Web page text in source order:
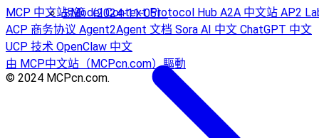
規範（2024-11-05）
MCP 中文站Model Context Protocol Hub A2A 中文站 AP2
ACP 商务协议 Agent2Agent 文档 Sora AI 中文 ChatGPT 中文
UCP 技术 OpenClaw 中文
由 MCP中文站（MCPcn.com）驅動
© 2024 MCPcn.com.